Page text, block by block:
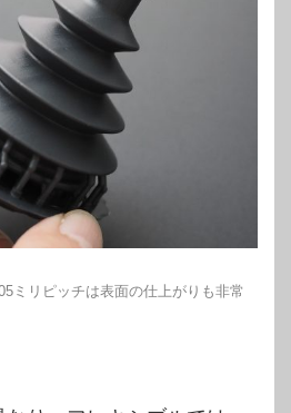
ミリピッチは表面の仕上がりも非常